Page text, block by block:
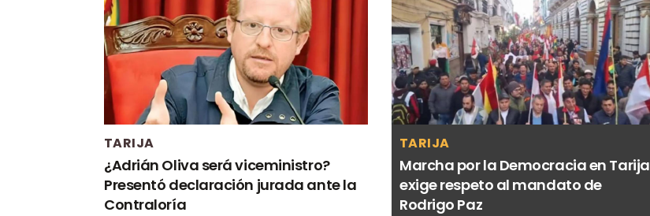
TARIJA
¿Adrián Oliva será viceministro?
Presentó declaración jurada ante la
Contraloría
TARIJA
Marcha por la Democracia en Tarija
exige respeto al mandato de
Rodrigo Paz